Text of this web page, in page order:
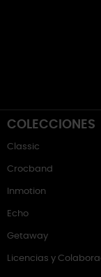
COLECCIONES
Classic
Crocband
Inmotion
Echo
Getaway
Licencias y